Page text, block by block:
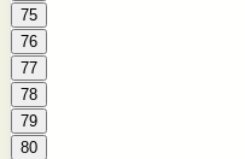
75
76
77
78
79
80